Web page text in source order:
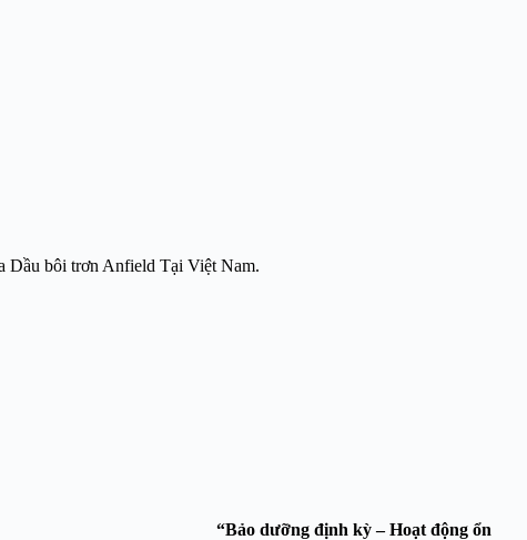
Dầu bôi trơn Anfield Tại Việt Nam.
Thiên Phát Service. “Bảo dưỡng định kỳ – Hoạt động ổn